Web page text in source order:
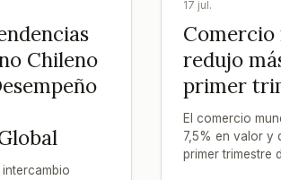
Chileno
17 jul.
Comercio
redujo
primer
El comercio
7,5% en valor y
primer trimestre